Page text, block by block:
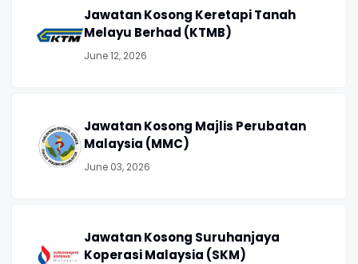
Jawatan Kosong Keretapi Tanah
Melayu Berhad (KTMB)
June 12, 2026
Jawatan Kosong Majlis Perubatan
Malaysia (MMC)
June 03, 2026
Jawatan Kosong Suruhanjaya
Koperasi Malaysia (SKM)